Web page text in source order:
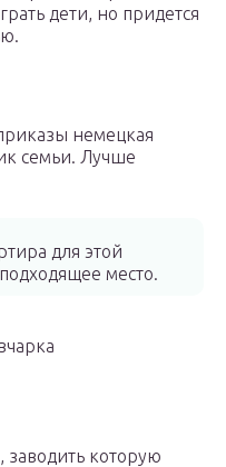
дети, но придется
немецкая
семьи. Лучше
для этой
место.
заводить которую